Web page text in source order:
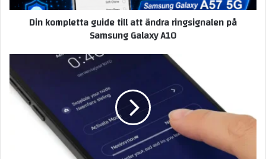
Din kompletta guide till att ändra ringsignalen på
Samsung Galaxy A10